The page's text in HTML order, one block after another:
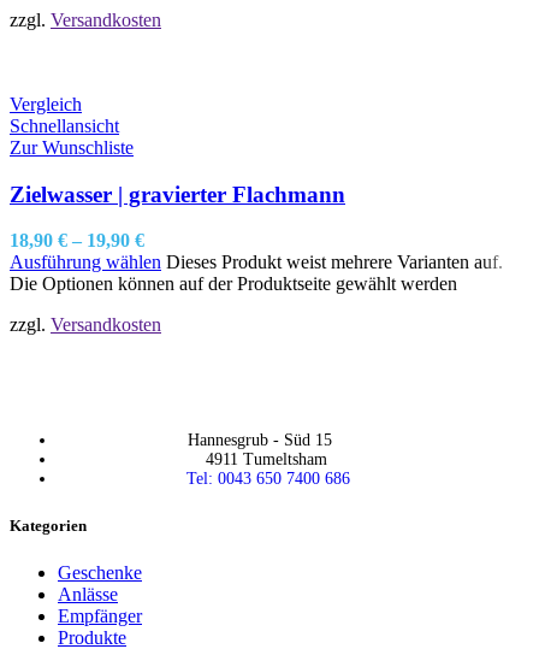
zzgl. Versandkosten
Vergleich
Schnellansicht
Zur Wunschliste
Zielwasser | gravierter Flachmann
18,90 € – 19,90 €
Ausführung wählen Dieses Produkt weist mehrere Varianten auf.
Die Optionen können auf der Produktseite gewählt werden
zzgl. Versandkosten
Hannesgrub - Süd 15
4911 Tumeltsham
Tel: 0043 650 7400 686
Kategorien
Geschenke
Anlässe
Empfänger
Produkte